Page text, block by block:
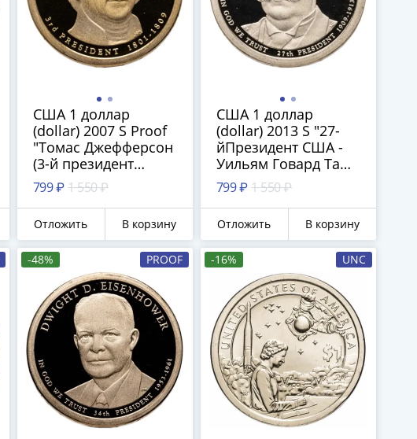
США 1 доллар
(dollar) 2007 S Proof
"Томас Джефферсон
(3-й президент
США)" знак
монетного двора "S"
- Сан-Франциско
799 ₽ 1 550 ₽
Отложить В корзину
США 1 доллар
(dollar) 2013 S "27-
йПрезидент США -
Уильям Говард Тафт
(1909–1913)", знак
монетного двора:
"S" - Сан-Франциско
799 ₽ 1 550 ₽
Отложить В корзину
-48% PROOF -16% UNC